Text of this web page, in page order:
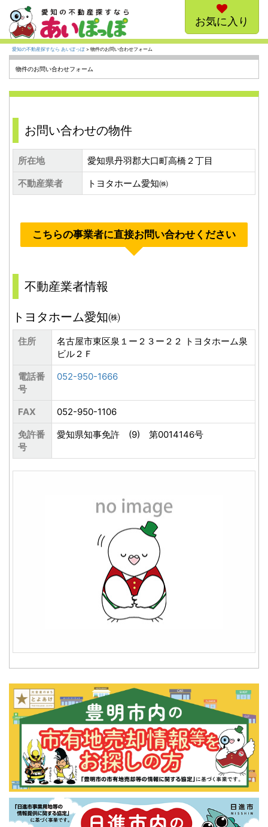
お気に入り
愛知の不動産探すなら あいぽっぽ> 物件のお問い合わせフォーム
物件のお問い合わせフォーム
お問い合わせの物件
所在地
愛知県丹羽郡大口町高橋２丁目
不動産業者
トヨタホーム愛知㈱
こちらの事業者に直接お問い合わせください
不動産業者情報
トヨタホーム愛知㈱
住所
名古屋市東区泉１ー２３ー２２ トヨタホーム泉
ビル２Ｆ
電話番
号
052-950-1666
FAX
052-950-1106
免許番
号
愛知県知事免許 (9) 第0014146号